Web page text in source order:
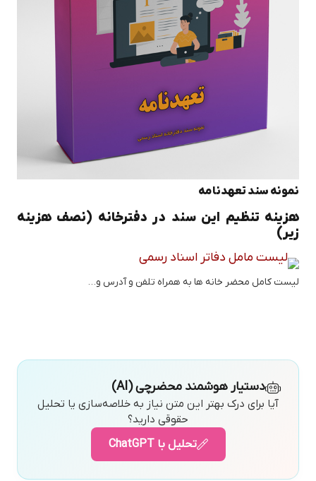
نمونه سند تعهدنامه
هزینه تنظیم این سند در دفترخانه (نصف هزینه
زیر)
لیست کامل محضر خانه ها به همراه تلفن و آدرس و…
دستیار هوشمند محضرچی (AI)
آیا برای درک بهتر این متن نیاز به خلاصه‌سازی یا تحلیل
حقوقی دارید؟
تحلیل با ChatGPT